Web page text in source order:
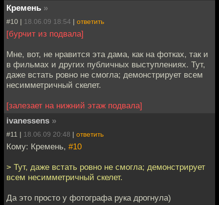
Кремень »
#10 | 18.06.09 18:54 | ответить
[бурчит из подвала]
Мне, вот, не нравится эта дама, как на фотках, так и
в фильмах и других публичных выступлениях. Тут,
даже встать ровно не смогла; демонстрирует всем
несимметричный скелет.
[залезает на нижний этаж подвала]
ivanessens »
#11 | 18.06.09 20:48 | ответить
Кому: Кремень, #10
> Тут, даже встать ровно не смогла; демонстрирует
всем несимметричный скелет.
Да это просто у фотографа рука дрогнула)